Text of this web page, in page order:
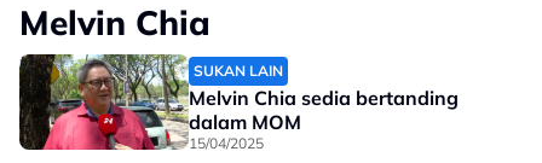
Melvin Chia
SUKAN LAIN
Melvin Chia sedia bertanding
dalam MOM
15/04/2025